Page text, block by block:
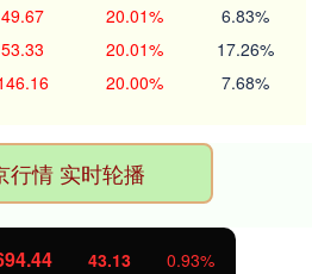
49.67 20.01% 6.83%
53.33 20.01% 17.26%
20.00% 7.68%
行情 实时轮播
43.13 0.93%